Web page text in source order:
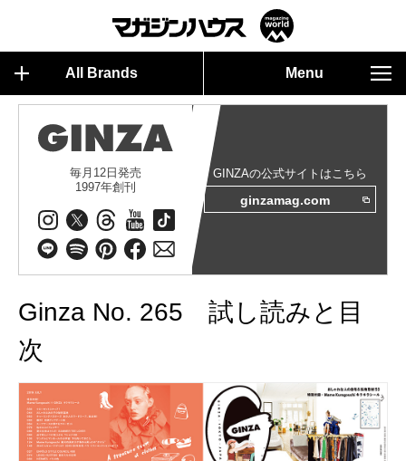
All Brands Menu
毎月12日発売
1997年創刊
GINZAの公式サイトはこちら
ginzamag.com
Ginza No. 265 試し読みと目
次